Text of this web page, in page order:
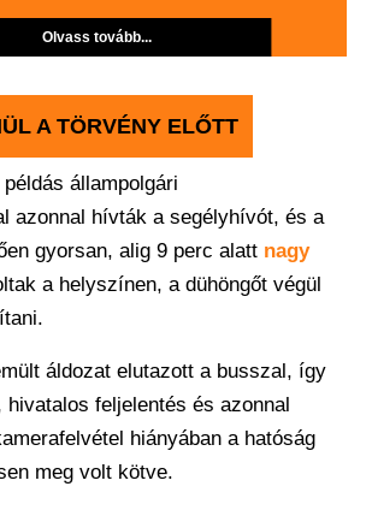
Olvass tovább...
A TÖRVÉNY ELŐTT
állampolgári
azonnal hívták a segélyhívót, és a
gyorsan, alig 9 perc alatt nagy
a helyszínen, a dühöngőt végül
áldozat elutazott a busszal, így
feljelentés és azonnal
hiányában a hatóság
meg volt kötve.